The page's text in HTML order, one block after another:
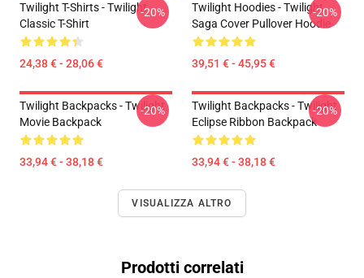
Twilight T-Shirts - Twilight
Classic T-Shirt
24,38 € - 28,06 €
-20%
Twilight Hoodies - Twilight
Saga Cover Pullover Hoodie
39,51 € - 45,95 €
-20%
Twilight Backpacks - Twilight
Movie Backpack
33,94 € - 38,18 €
-20%
Twilight Backpacks - Twilight
Eclipse Ribbon Backpack
33,94 € - 38,18 €
-20%
VISUALIZZA ALTRO
Prodotti correlati